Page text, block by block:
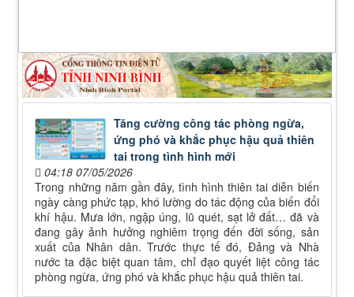
Tăng cường công tác phòng ngừa,
ứng phó và khắc phục hậu quả thiên
tai trong tình hình mới
04:18 07/05/2026
Trong những năm gần đây, tình hình thiên tai diễn biến
ngày càng phức tạp, khó lường do tác động của biến đổi
khí hậu. Mưa lớn, ngập úng, lũ quét, sạt lở đất… đã và
đang gây ảnh hưởng nghiêm trọng đến đời sống, sản
xuất của Nhân dân. Trước thực tế đó, Đảng và Nhà
nước ta đặc biệt quan tâm, chỉ đạo quyết liệt công tác
phòng ngừa, ứng phó và khắc phục hậu quả thiên tai.